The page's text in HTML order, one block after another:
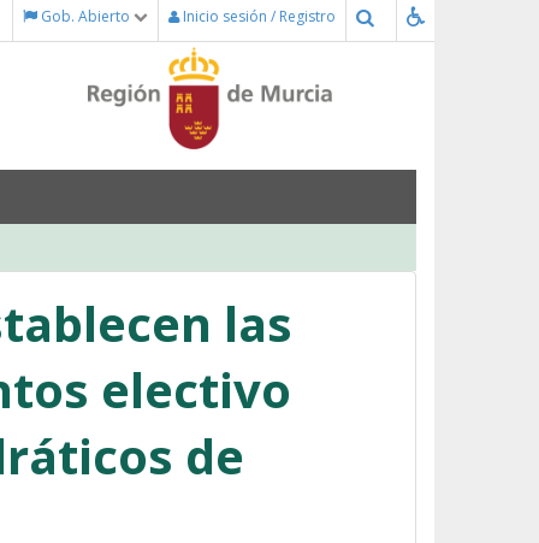
Gob. Abierto Inicio sesión / Registro Buscar
las
electivo
de